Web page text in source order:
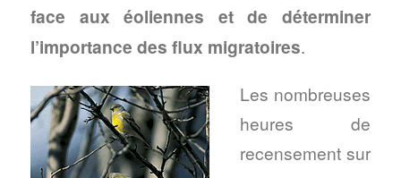
face aux éoliennes et de déterminer
l’importance des flux migratoires.
Les nombreuses
heures de
recensement sur